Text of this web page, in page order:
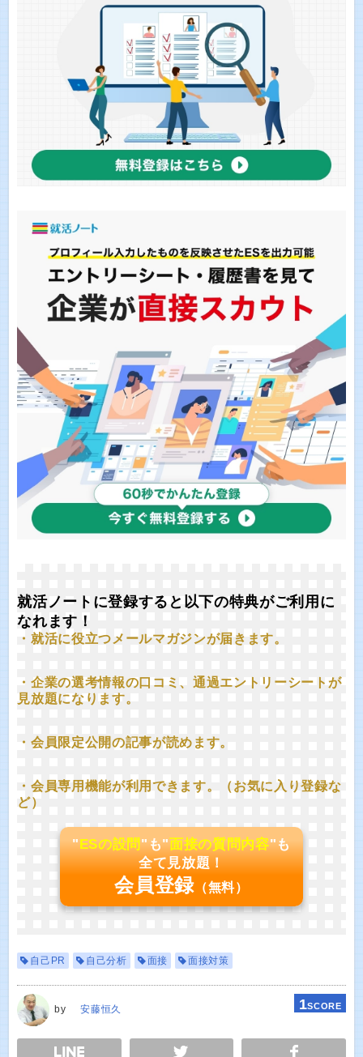
就活ノートに登録すると以下の特典がご利用に
なれます！
・就活に役立つメールマガジンが届きます。
・企業の選考情報の口コミ、通過エントリーシートが
見放題になります。
・会員限定公開の記事が読めます。
・会員専用機能が利用できます。（お気に入り登録な
ど）
"ESの設問"も"面接の質問内容"も
全て見放題！
会員登録 （無料）
自己PR 自己分析 面接 面接対策
by 安藤恒久 1SCORE
TWEET